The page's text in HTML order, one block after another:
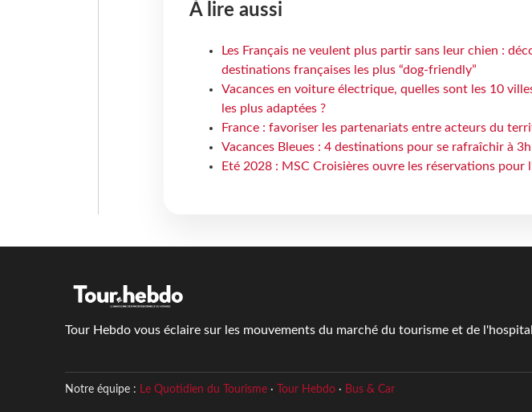
À lire aussi
Les Français ne veulent plus partir sans leur chien :
destinations françaises les plus “dog-friendly”
Vacances en voiture électrique, quelles sont les 10
les plus adaptées ?
France : favoriser les partenariats entre acteurs du
Vacances Bleues : 4 destinations pour se rafraîchir à
Eté 2028 : MSC Croisières ouvre les réservations pour
Tour Hebdo vous éclaire sur les mouvements du marché du tourisme et de
Notre équipe : Le Quotidien du Tourisme· Tour Hebdo· Bus & Car